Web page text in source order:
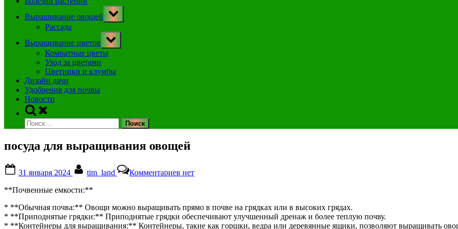
Выращивание овощей
Toggle
sub-
Рассада
Выращивание цветов
Toggle
sub-
menu
Комнатные цветы
Уход за цветами
Цветники и клумбы
Дизайн дачи
Удобрения для почвы
Новости
Toggle
search
form
Найти:
посуда для выращивания овощей
on
31 января 2024 tim_land Комментариевзаписи
овощей
нет
**Почвенные емкости:**
* **Обычная почва:** Овощи можно выращивать прямо в почве на грядках или в высоких грядах.
* **Приподнятые грядки:** Приподнятые грядки обеспечивают улучшенный дренаж и более теплую почву.
* **Контейнеры для выращивания:** Контейнеры, такие как горшки, ведра или деревянные ящики, позволяют выращивать